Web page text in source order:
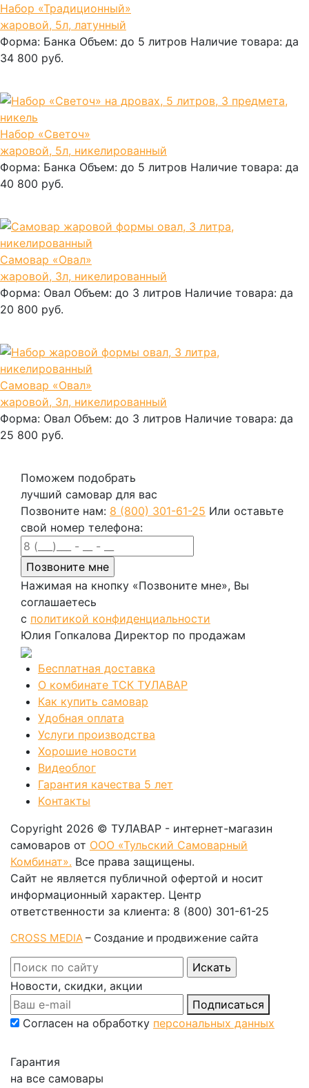
Набор «Традиционный»
жаровой, 5л, латунный
Форма: Банка Объем: до 5 литров Наличие товара: да
34 800 руб.
Набор «Светоч»
жаровой, 5л, никелированный
Форма: Банка Объем: до 5 литров Наличие товара: да
40 800 руб.
Самовар «Овал»
жаровой, 3л, никелированный
Форма: Овал Объем: до 3 литров Наличие товара: да
20 800 руб.
Самовар «Овал»
жаровой, 3л, никелированный
Форма: Овал Объем: до 3 литров Наличие товара: да
25 800 руб.
Поможем подобрать
лучший самовар для вас
Позвоните нам: 8 (800) 301-61-25 Или оставьте
свой номер телефона:
Нажимая на кнопку «Позвоните мне», Вы
соглашаетесь
с политикой конфиденциальности
Юлия Гопкалова Директор по продажам
Бесплатная доставка
О комбинате ТСК ТУЛАВАР
Как купить самовар
Удобная оплата
Услуги производства
Хорошие новости
Видеоблог
Гарантия качества 5 лет
Kонтакты
Copyright 2026 © ТУЛАВАР - интернет-магазин
самоваров от ООО «Тульский Самоварный
Комбинат». Все права защищены.
Сайт не является публичной офертой и носит
информационный характер. Центр
ответственности за клиента: 8 (800) 301-61-25
CROSS MEDIA – Создание и продвижение сайта
Новости, скидки, акции
Подписаться
Согласен на обработку персональных данных
Гарантия
на все самовары